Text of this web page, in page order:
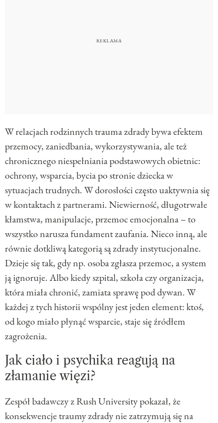
W relacjach rodzinnych trauma zdrady bywa efektem
przemocy, zaniedbania, wykorzystywania, ale też
chronicznego niespełniania podstawowych obietnic:
ochrony, wsparcia, bycia po stronie dziecka w
sytuacjach trudnych. W dorosłości często uaktywnia się
w kontaktach z partnerami. Niewierność, długotrwałe
kłamstwa, manipulacje, przemoc emocjonalna – to
wszystko narusza fundament zaufania. Nieco inną, ale
równie dotkliwą kategorią są zdrady instytucjonalne.
Dzieje się tak, gdy np. osoba zgłasza przemoc, a system
ją ignoruje. Albo kiedy szpital, szkoła czy organizacja,
która miała chronić, zamiata sprawę pod dywan. W
każdej z tych historii wspólny jest jeden element: ktoś,
od kogo miało płynąć wsparcie, staje się źródłem
zagrożenia.
Jak ciało i psychika reagują na
złamanie więzi?
Zespół badawczy z Rush University pokazał, że
konsekwencje traumy zdrady nie zatrzymują się na